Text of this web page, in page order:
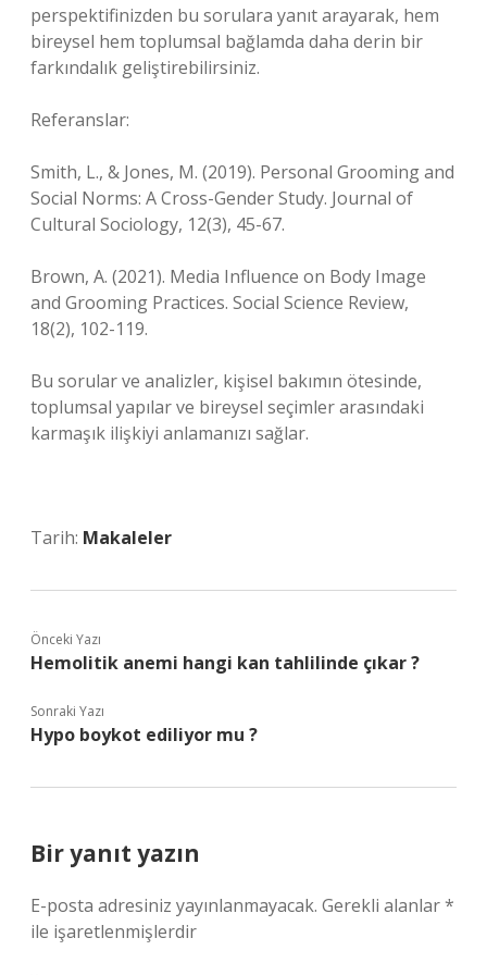
perspektifinizden bu sorulara yanıt arayarak, hem
bireysel hem toplumsal bağlamda daha derin bir
farkındalık geliştirebilirsiniz.
Referanslar:
Smith, L., & Jones, M. (2019). Personal Grooming and
Social Norms: A Cross-Gender Study. Journal of
Cultural Sociology, 12(3), 45-67.
Brown, A. (2021). Media Influence on Body Image
and Grooming Practices. Social Science Review,
18(2), 102-119.
Bu sorular ve analizler, kişisel bakımın ötesinde,
toplumsal yapılar ve bireysel seçimler arasındaki
karmaşık ilişkiyi anlamanızı sağlar.
Tarih: Makaleler
Önceki Yazı
Hemolitik anemi hangi kan tahlilinde çıkar ?
Sonraki Yazı
Hypo boykot ediliyor mu ?
Bir yanıt yazın
E-posta adresiniz yayınlanmayacak. Gerekli alanlar*
ile işaretlenmişlerdir